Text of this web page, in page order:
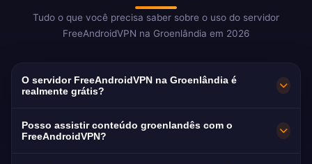
Tudo o que você precisa saber sobre o uso do servidor
FreeAndroidVPN na Groenlândia em 2026
O servidor FreeAndroidVPN na Groenlândia é
realmente grátis?
Sim! O servidor FreeAndroidVPN na
Groenlândia é 100% grátis. Uma das
Posso assistir conteúdo groenlandês com o
FreeAndroidVPN?